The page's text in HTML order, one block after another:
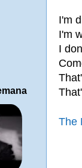
I'm
I'm
I
The